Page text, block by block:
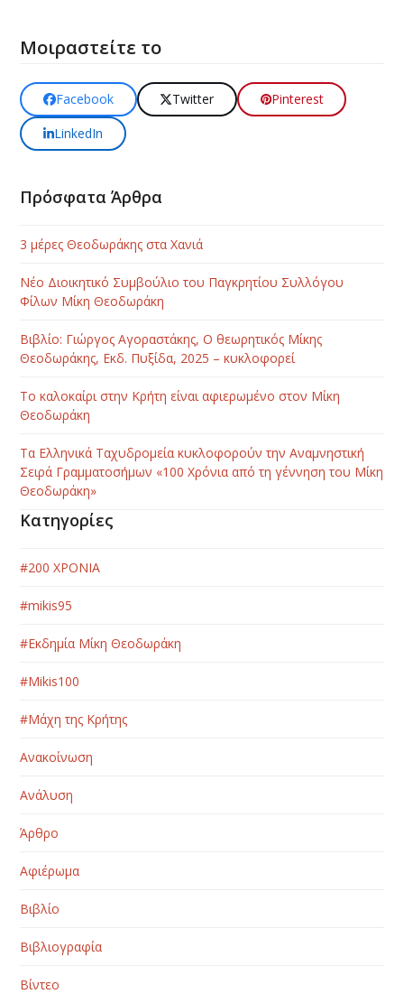
Μοιραστείτε το
Facebook Twitter
Pinterest
LinkedIn
Πρόσφατα Άρθρα
3 μέρες Θεοδωράκης στα Χανιά
Νέο Διοικητικό Συμβούλιο του Παγκρητίου Συλλόγου
Φίλων Μίκη Θεοδωράκη
Βιβλίο: Γιώργος Αγοραστάκης, Ο θεωρητικός Μίκης
Θεοδωράκης, Εκδ. Πυξίδα, 2025 – κυκλοφορεί
Το καλοκαίρι στην Κρήτη είναι αφιερωμένο στον Μίκη
Θεοδωράκη
Τα Ελληνικά Ταχυδρομεία κυκλοφορούν την Αναμνηστική
Σειρά Γραμματοσήμων «100 Χρόνια από τη γέννηση του Μίκη
Θεοδωράκη»
Κατηγορίες
#200 ΧΡΟΝΙΑ
#mikis95
#Εκδημία Μίκη Θεοδωράκη
#Μikis100
#Μάχη της Κρήτης
Ανακοίνωση
Ανάλυση
Άρθρο
Αφιέρωμα
Βιβλίο
Βιβλιογραφία
Βίντεο